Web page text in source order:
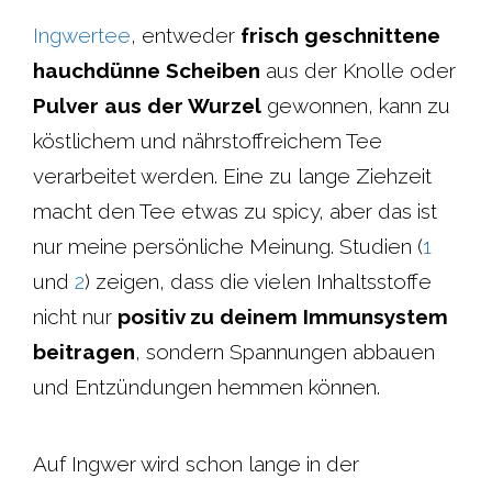
Ingwertee, entweder frisch geschnittene
hauchdünne Scheiben aus der Knolle oder
Pulver aus der Wurzel gewonnen, kann zu
köstlichem und nährstoffreichem Tee
verarbeitet werden. Eine zu lange Ziehzeit
macht den Tee etwas zu spicy, aber das ist
nur meine persönliche Meinung. Studien (1
und 2) zeigen, dass die vielen Inhaltsstoffe
nicht nur positiv zu deinem Immunsystem
beitragen, sondern Spannungen abbauen
und Entzündungen hemmen können.
Auf Ingwer wird schon lange in der